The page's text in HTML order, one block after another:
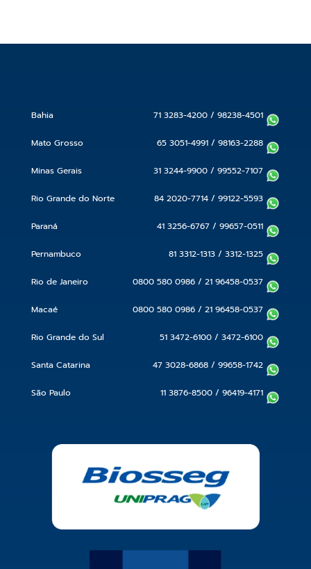
Bahia 71 3283-4200 /98238-4501
Mato Grosso 65 3051-4991 /98163-2288
Minas Gerais 31 3244-9900 /99552-7107
Rio Grande do Norte 84 2020-7714 /99122-5593
Paraná 41 3256-6767 /99657-0511
Pernambuco 81 3312-1313 /3312-1325
Rio de Janeiro 0800 580 0986 /21 96458-0537
Macaé 0800 580 0986 /21 96458-0537
Rio Grande do Sul 51 3472-6100 /3472-6100
Santa Catarina 47 3028-6868 /99658-1742
São Paulo 11 3876-8500 /96419-4171